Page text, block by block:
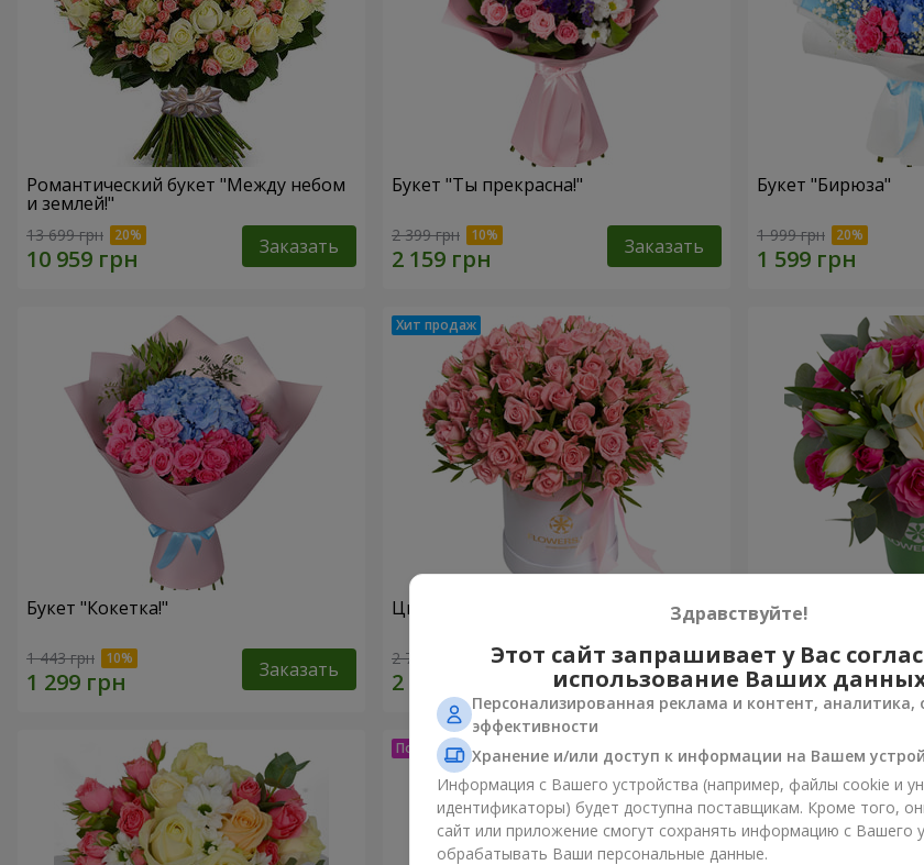
Романтический букет "Между небом
и землей!"
13 699 грн Заказать
Букет "Ты прекрасна!"
2 399 грн Заказать
Букет "Бирюза"
1 999 грн
Букет "Кокетка!"
1 443 грн Заказать
Цветы в коробке "Розовый оазис"
2 749 грн Заказать
Композиция
1 066 грн
Здравствуйте!
Этот сайт запрашивает у Вас
использование Ваших
Персонализированная реклама и контент, аналитика,
эффективности
Хранение и/или доступ к информации на Вашем
Информация с Вашего устройства (например, файлы cookie и
идентификаторы) будет доступна поставщикам. Кроме того,
сайт или приложение смогут сохранять информацию с Вашего
обрабатывать Ваши персональные данные.